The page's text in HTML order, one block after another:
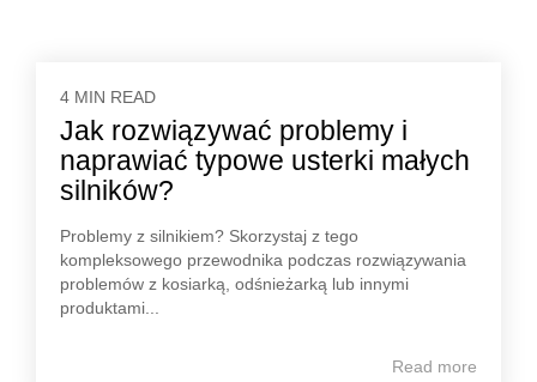
4 MIN READ
Jak rozwiązywać problemy i
naprawiać typowe usterki małych
silników?
Problemy z silnikiem? Skorzystaj z tego
kompleksowego przewodnika podczas rozwiązywania
problemów z kosiarką, odśnieżarką lub innymi
produktami...
Read more